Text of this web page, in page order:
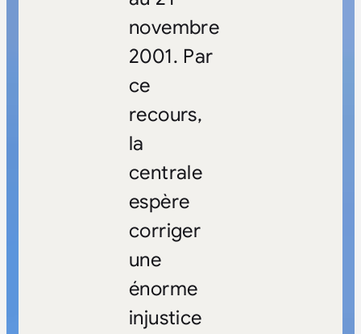
novembre
2001. Par
ce
recours,
la
centrale
espère
corriger
une
énorme
injustice